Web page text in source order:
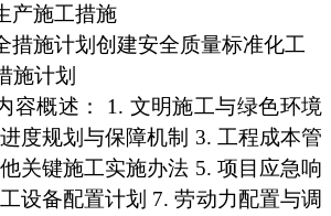
产施工措施
措施计划创建安全质量标准化工
施计划
容概述： 1. 文明施工与绿色环境
度规划与保障机制 3. 工程成本管
关键施工实施办法 5. 项目应急响
设备配置计划 7. 劳动力配置与调